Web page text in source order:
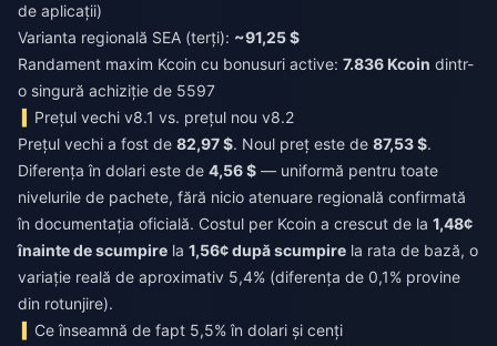
de aplicații)
Varianta regională SEA (terți): ~91,25 $
Randament maxim Kcoin cu bonusuri active: 7.836 Kcoin dintr-
o singură achiziție de 5597
Prețul vechi v8.1 vs. prețul nou v8.2
Prețul vechi a fost de 82,97 $. Noul preț este de 87,53 $.
Diferența în dolari este de 4,56 $ — uniformă pentru toate
nivelurile de pachete, fără nicio atenuare regională confirmată
în documentația oficială. Costul per Kcoin a crescut de la 1,48¢
înainte de scumpire la 1,56¢ după scumpire la rata de bază, o
variație reală de aproximativ 5,4% (diferența de 0,1% provine
din rotunjire).
Ce înseamnă de fapt 5,5% în dolari și cenți